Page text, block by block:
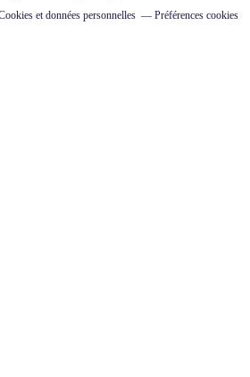
et données personnelles Préférences cookies